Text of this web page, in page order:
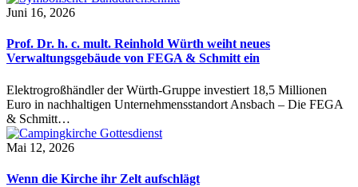
Juni 16, 2026
Prof. Dr. h. c. mult. Reinhold Würth weiht neues
Verwaltungsgebäude von FEGA & Schmitt ein
Elektrogroßhändler der Würth-Gruppe investiert 18,5 Millionen
Euro in nachhaltigen Unternehmensstandort Ansbach – Die FEGA
& Schmitt…
Mai 12, 2026
Wenn die Kirche ihr Zelt aufschlägt